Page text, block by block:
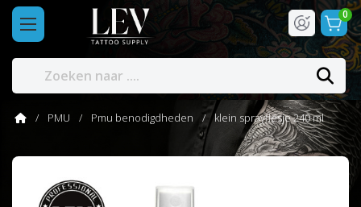
0
PMU Pmu benodigdheden klein sprayflesje 240 ml